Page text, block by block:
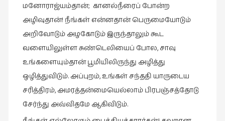
மனோராஜ்யம்தான்; கானல்நீரைப் போன்ற
அழிவுதான்! நீங்கள் என்னதான் பெருமையோடும்
அறிவோடும் அழகோடும் இருந்தாலும் கூட
வளையிலுள்ள சுண்டெலியைப் போல, சாவு
உங்களையும்தான் பூமியிலிருந்து அழித்து
ஒழித்துவிடும். அப்புறம், உங்கள் சந்ததி யாருடைய
சரித்திரம், அமரத்தன்மையெல்லாம் பிரபஞ்சத்தோடு
சேர்ந்து அவ்விதமே ஆகிவிடும்.